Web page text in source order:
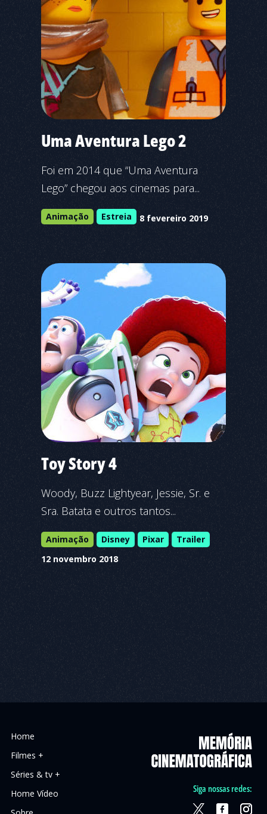
Uma Aventura Lego 2
Foi em 2014 que “Uma Aventura
Lego” chegou aos cinemas para...
Animação Estreia 8 fevereiro 2019
Toy Story 4
Woody, Buzz Lightyear, Jessie, Sr. e
Sra. Batata e outros tantos...
Animação Disney Pixar
Trailer
12 novembro 2018
Home
Filmes +
Séries & tv +
Home Vídeo
Siga nossas redes: